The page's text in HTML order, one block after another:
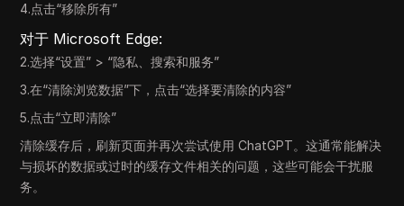
4.点击“移除所有”
对于 Microsoft Edge:
2.选择“设置” > “隐私、搜索和服务”
3.在“清除浏览数据”下，点击“选择要清除的内容”
5.点击“立即清除”
清除缓存后，刷新页面并再次尝试使用 ChatGPT。这通常能解决
与损坏的数据或过时的缓存文件相关的问题，这些可能会干扰服
务。